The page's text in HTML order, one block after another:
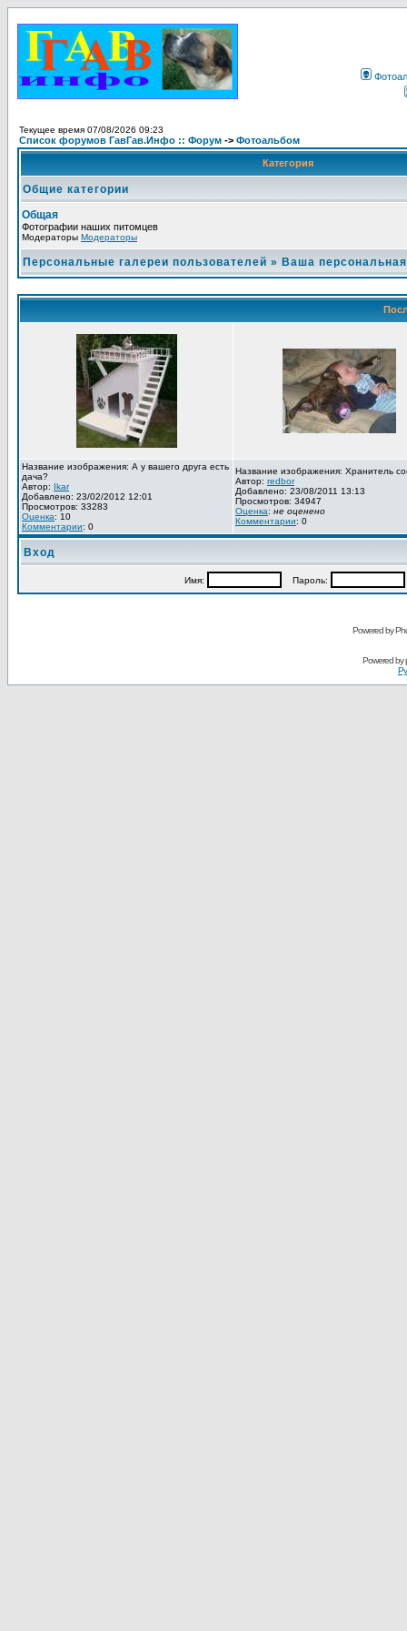
Текущее время 07/08/2026 09:23
Список форумов ГавГав.Инфо :: Форум -> Фотоальбом
Категория
Общие категории
Общая
Фотографии наших питомцев
Модераторы Модераторы
Персональные галереи пользователей » Ваша
Название изображения: А у вашего друга есть
дача?
Автор: Ikar
Добавлено: 23/02/2012 12:01
Просмотров: 33283
Оценка: 10
Комментарии: 0
Название изображения: Хранитель
Автор: redbor
Добавлено: 23/08/2011 13:13
Просмотров: 34947
Оценка: не оценено
Комментарии: 0
Вход
Имя: Пароль:
Powered by
Powered by